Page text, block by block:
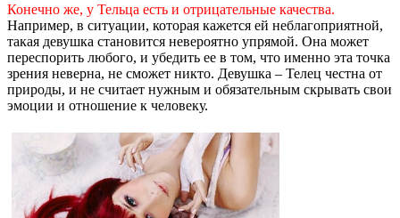
Конечно же, у Тельца есть и отрицательные качества.
Например, в ситуации, которая кажется ей неблагоприятной,
такая девушка становится невероятно упрямой. Она может
переспорить любого, и убедить ее в том, что именно эта точка
зрения неверна, не сможет никто. Девушка – Телец честна от
природы, и не считает нужным и обязательным скрывать свои
эмоции и отношение к человеку.